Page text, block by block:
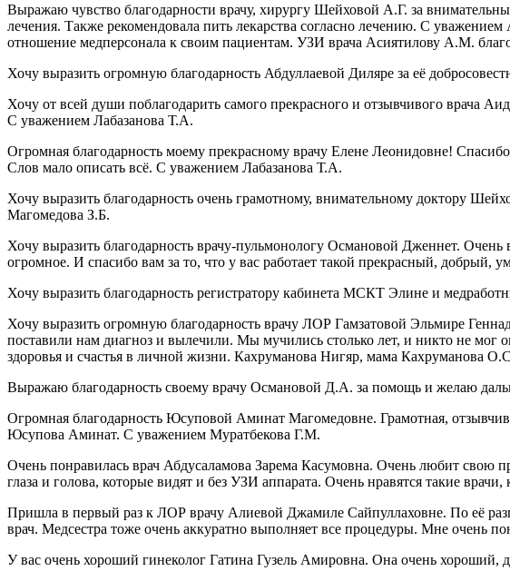
Выражаю чувство благодарности врачу, хирургу Шейховой А.Г. за
лечения. Также рекомендовала пить лекарства согласно лечению. С
отношение медперсонала к своим пациентам. УЗИ врача Асиятилову А.М.
Хочу выразить огромную благодарность Абдуллаевой Диляре за её
Хочу от всей души поблагодарить самого прекрасного и отзывчивого врача
С уважением Лабазанова Т.А.
Огромная благодарность моему прекрасному врачу Елене Леонидовне!
Слов мало описать всё. С уважением Лабазанова Т.А.
Хочу выразить благодарность очень грамотному, внимательному доктору
Магомедова З.Б.
Хочу выразить благодарность врачу-пульмонологу Османовой Дженнет.
огромное. И спасибо вам за то, что у вас работает такой прекрасный, добрый,
Хочу выразить благодарность регистратору кабинета МСКТ Элине и
Хочу выразить огромную благодарность врачу ЛОР Гамзатовой Эльмире
поставили нам диагноз и вылечили. Мы мучились столько лет, и никто не мог
здоровья и счастья в личной жизни. Кахруманова Нигяр, мама Кахруманова
Выражаю благодарность своему врачу Османовой Д.А. за помощь и желаю
Огромная благодарность Юсуповой Аминат Магомедовне. Грамотная,
Юсупова Аминат. С уважением Муратбекова Г.М.
Очень понравилась врач Абдусаламова Зарема Касумовна. Очень любит
глаза и голова, которые видят и без УЗИ аппарата. Очень нравятся такие
Пришла в первый раз к ЛОР врачу Алиевой Джамиле Сайпуллаховне. По её
врач. Медсестра тоже очень аккуратно выполняет все процедуры. Мне очень
У вас очень хороший гинеколог Гатина Гузель Амировна. Она очень хороший,